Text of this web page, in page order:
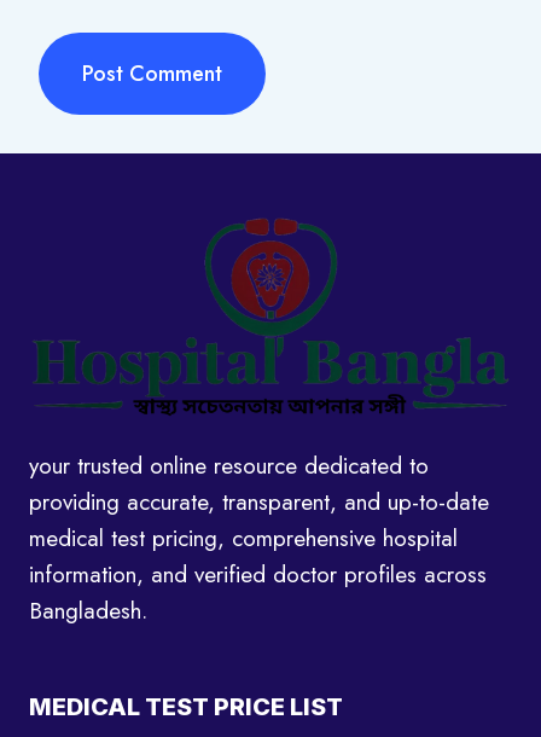
your trusted online resource dedicated to
providing accurate, transparent, and up-to-date
medical test pricing, comprehensive hospital
information, and verified doctor profiles across
Bangladesh.
MEDICAL TEST PRICE LIST